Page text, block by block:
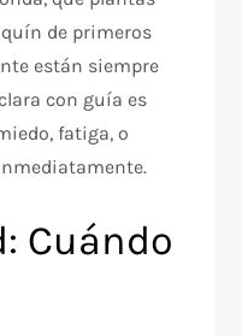
de primeros
están siempre
con guía es
fatiga, o
Cuándo